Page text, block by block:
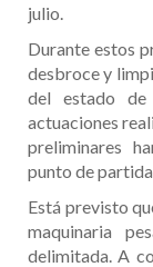
julio.
Durante estos
desbroce y
del estado
actuaciones
preliminares
punto de
Está previsto
maquinaria
delimitada. A